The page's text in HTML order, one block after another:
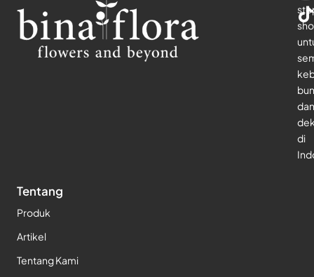
dan
di
Tentang
Produk
Artikel
Tentang Kami